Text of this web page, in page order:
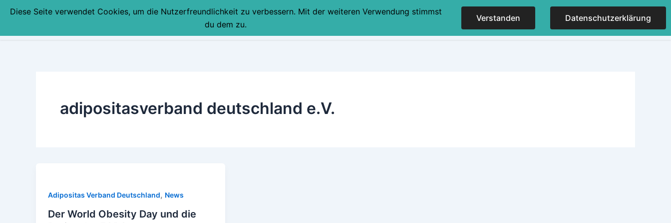
Zum
STARTSEITE KONTAKT IMPRESSUM
adipositasverband deutschland e.V.
Adipositas Verband Deutschland, News
Der World Obesity Day und die
Diese Seite verwendet Cookies, um die Nutzerfreundlichkeit zu verbessern. Mit der weiteren Verwendung stimmst
du dem zu.
Verstanden Datenschutzerklärung